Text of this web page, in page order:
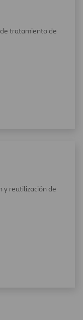
tratamiento de
y reutilización de